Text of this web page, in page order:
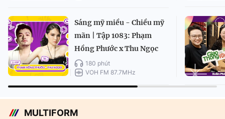
Sáng mỹ miều - Chiều mỹ
mãn | Tập 1083: Phạm
Hồng Phước x Thu Ngọc
180 phút
VOH FM 87.7MHz
MULTIFORM